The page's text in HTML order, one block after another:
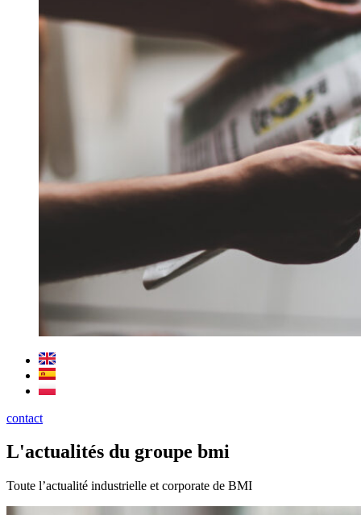
contact
L'actualités du groupe bmi
Toute l’actualité industrielle et corporate de BMI